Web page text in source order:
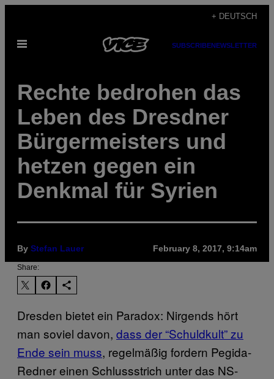
content
+ DEUTSCH
Open
SUBSCRIBENEWSLETTER
Rechte bedrohen das
Leben des Dresdner
Bürgermeisters und
hetzen gegen ein
Denkmal für Syrien
By Stefan Lauer February 8, 2017, 9:14am
Share:
Dresden bietet ein Paradox: Nirgends hört
man soviel davon, dass der “Schuldkult” zu
Ende sein muss, regelmäßig fordern Pegida-
Redner einen Schlussstrich unter das NS-